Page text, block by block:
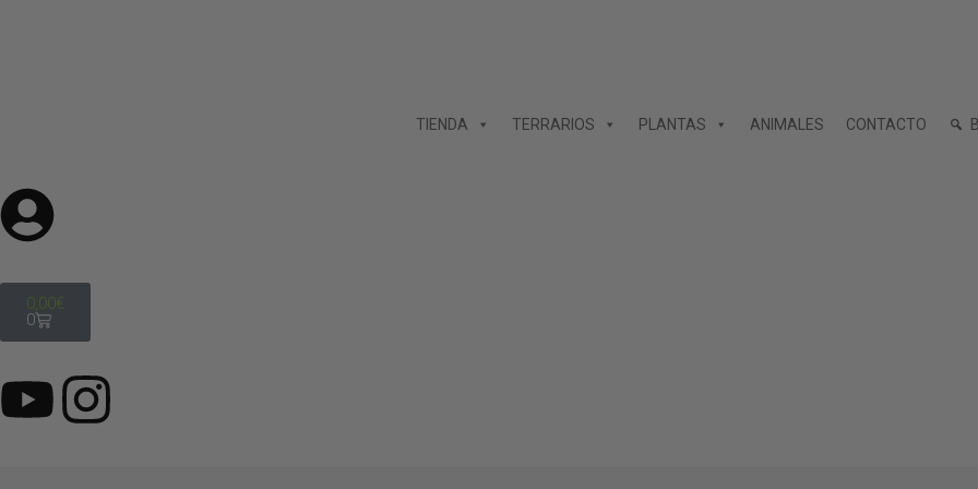
TIENDA TERRARIOS PLANTAS ANIMALES CONTACTO
0,00€
0